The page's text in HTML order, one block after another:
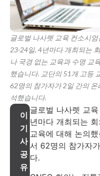
글로벌 나사렛 교육 컨소시
23-24일, 4년마다 개최되는
나 국경 없는 교육과 수명 교
했습니다. 교단의 51개 고등
62명의 참가자가 2일 간의 온
석했습니다.
이
기
사
공
유
글로벌 나사렛 교
년마다 개최되는
교육에 대해 논의
서 62명의 참가자
다.